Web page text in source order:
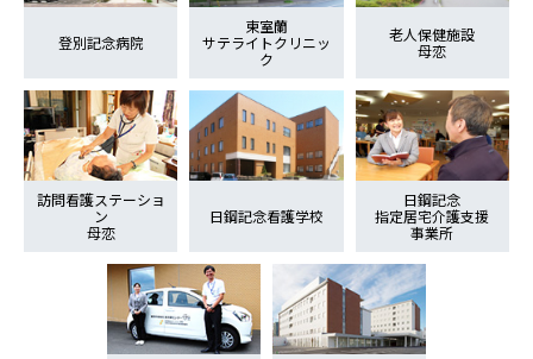
登別記念病院
東室蘭
サテライトクリニッ
ク
老人保健施設
母恋
訪問看護ステーショ
ン
母恋
日鋼記念看護学校
日鋼記念
指定居宅介護支援
事業所